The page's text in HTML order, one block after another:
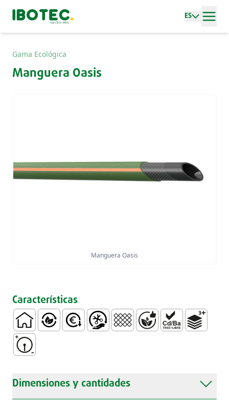
ES
Gama Ecológica
Manguera Oasis
Manguera Oasis
Características
Doméstico
Dimensiones y cantidades